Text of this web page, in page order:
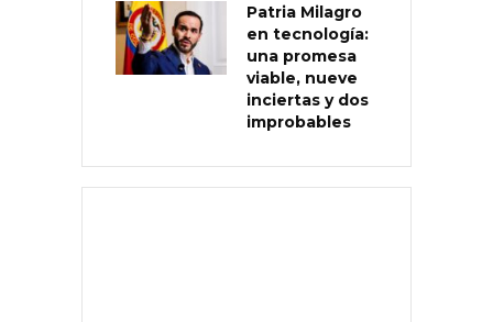
Patria Milagro
en tecnología:
una promesa
viable, nueve
inciertas y dos
improbables